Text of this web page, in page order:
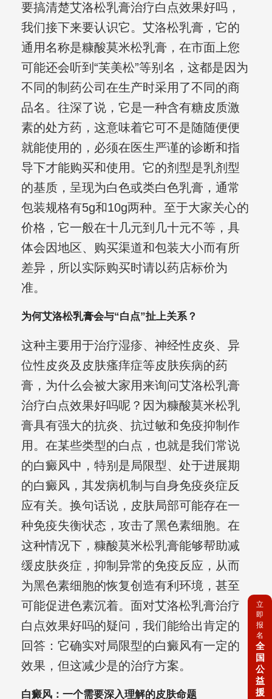
要搞清楚艾洛松乳膏治疗白点效果好吗，
我们接下来要认识它。艾洛松乳膏，它的
通用名称是糠酸莫米松乳膏，在市面上您
可能还会听到“芙美松”等别名，这都是因为
不同的制药公司在生产时采用了不同的商
品名。往深了说，它是一种含有糖皮质激
素的处方药，这意味着它可不是随随便便
就能使用的，必须在医生严谨的诊断和指
导下才能购买和使用。它的剂型是乳剂型
的基质，呈现为白色或类白色乳膏，通常
包装规格有5g和10g两种。至于大家关心的
价格，它一般在十几元到几十元不等，具
体会因地区、购买渠道和包装大小而有所
差异，所以实际购买时请以药店标价为
准。
为何艾洛松乳膏会与“白点”扯上关系？
这种主要用于治疗湿疹、神经性皮炎、异
位性皮炎及皮肤瘙痒症等皮肤疾病的药
膏，为什么会被大家用来询问艾洛松乳膏
治疗白点效果好吗呢？因为糠酸莫米松乳
膏具有强大的抗炎、抗过敏和免疫抑制作
用。在某些类型的白点，也就是我们常说
的白癜风中，特别是局限型、处于进展期
的白癜风，其发病机制与自身免疫炎症反
应有关。换句话说，皮肤局部可能存在一
种免疫失衡状态，攻击了黑色素细胞。在
这种情况下，糠酸莫米松乳膏能够帮助减
缓皮肤炎症，抑制异常的免疫反应，从而
为黑色素细胞的恢复创造有利环境，甚至
可能促进色素沉着。面对艾洛松乳膏治疗
白点效果好吗的疑问，我们能给出肯定的
回答：它确实对局限型的白癜风有一定的
效果，但这减少是的治疗方案。
白癜风：一个需要深入理解的皮肤命题
立
即
报
名
全
国
公
益
援